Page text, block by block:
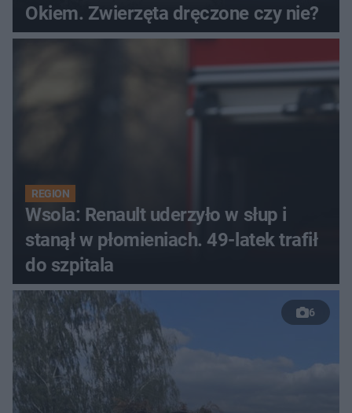
Okiem. Zwierzęta dręczone czy nie?
REGION
Wsola: Renault uderzyło w słup i
stanął w płomieniach. 49-latek trafił
do szpitala
6